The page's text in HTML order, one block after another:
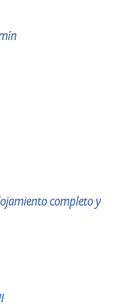
completo y